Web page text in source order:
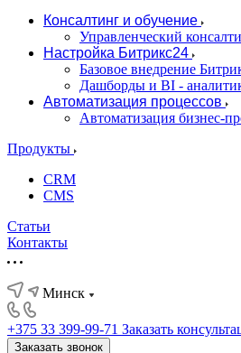
Консалтинг и обучение
Управленческий
Настройка Битрикс24
Базовое внедрение
Дашборды и BI -
Автоматизация процессов
Автоматизация бизнес-
Продукты
CRM
CMS
Статьи
Контакты
Минск
+375 33 399-99-71 Заказать
Заказать звонок